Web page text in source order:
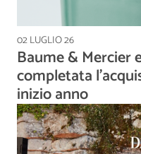
02 LUGLIO 26
Baume & Mercier
completata
inizio anno